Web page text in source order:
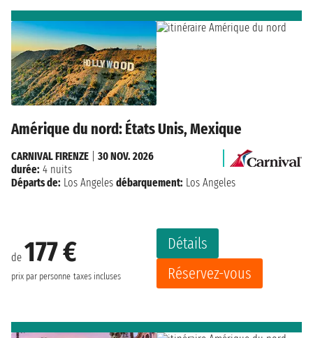
Amérique du nord: États Unis, Mexique
de 177 €
prix par personne taxes incluses
Détails
Réservez-vous
CARNIVAL FIRENZE
30 NOV. 2026
durée: 4 nuits
Départs de: Los Angeles débarquement: Los Angeles